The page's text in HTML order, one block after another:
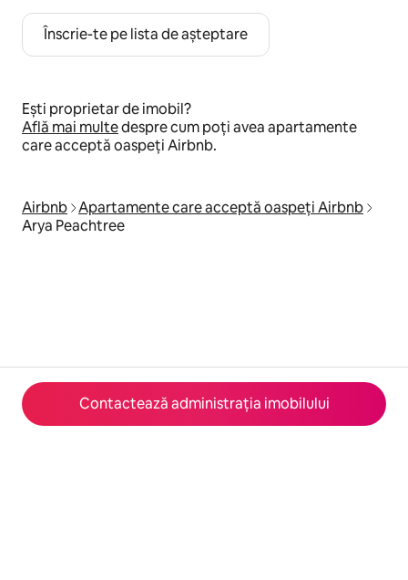
Contactează administrația imobilului
Înscrie-te pe lista de așteptare
Ești proprietar de imobil?
Află mai multedespre cum poți avea apartamente
care acceptă oaspeți Airbnb.
Airbnb Apartamente care acceptă oaspeți Airbnb
Arya Peachtree